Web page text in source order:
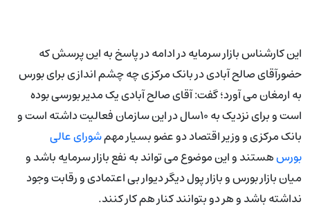
این کارشناس بازار سرمایه در ادامه در پاسخ به این پرسش که
حضورآقای صالح آبادی در بانک مرکزی چه چشم اندازی برای بورس
به ارمغان می آورد؛ گفت: آقای صالح آبادی یک مدیر بورسی بوده
است و برای نزدیک به ۱۰سال در این سازمان فعالیت داشته است و
بانک مرکزی و وزیر اقتصاد دو عضو بسیار مهمشورای عالی
بورسهستند و این موضوع می تواند به نفع بازار سرمایه باشد و
میان بازار بورس و بازار پول دیگر دیوار بی اعتمادی و رقابت وجود
نداشته باشد و هر دو بتوانند کنار هم کار کنند.